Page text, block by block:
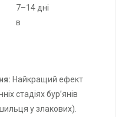
7–14 дні
в
Найкращий ефект
стадіях бур’янів
у злакових).